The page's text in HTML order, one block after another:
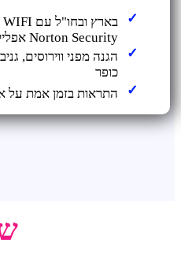
אפליקציית Norton Security
הגנה מפני ווירוסים,
כופר
התראות בזמן אמת על